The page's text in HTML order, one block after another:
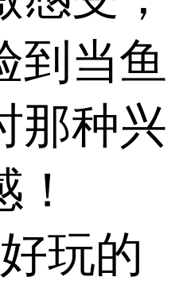
到当鱼
那种兴
玩的